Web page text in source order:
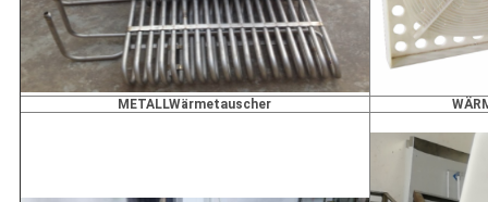
METALLWärmetauscher